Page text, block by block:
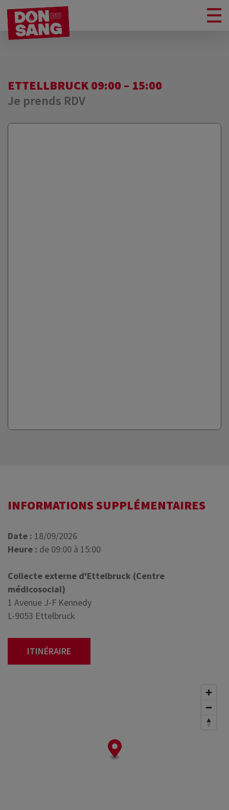
ETTELLBRUCK 09:00 – 15:00
Je prends RDV
INFORMATIONS SUPPLÉMENTAIRES
Date : 18/09/2026
Heure : de 09:00 à 15:00
Collecte externe d'Ettelbruck (Centre
médicosocial)
1 Avenue J-F Kennedy
L-9053 Ettelbruck
ITINÉRAIRE